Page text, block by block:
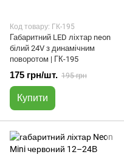
Код товару: ГК-195
Габаритний LED ліхтар neon
білий 24V з динамічним
поворотом | ГК-195
175 грн/шт. 195 грн
Купити